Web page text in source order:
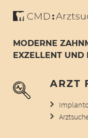
MODERNE
EXZELLENT UND
ARZT